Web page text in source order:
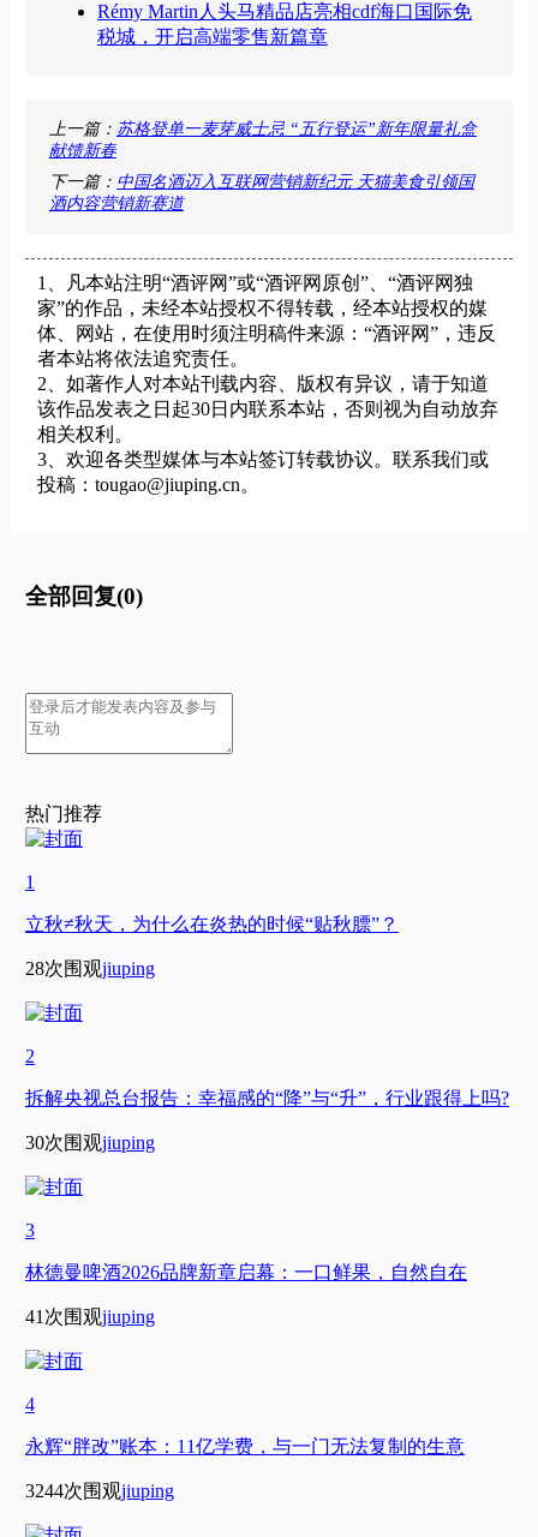
Rémy Martin人头马精品店亮相cdf海口国际免
税城，开启高端零售新篇章
上一篇： 苏格登单一麦芽威士忌 “五行登运”新年限量礼盒
献馈新春
下一篇： 中国名酒迈入互联网营销新纪元 天猫美食引领国
酒内容营销新赛道
1、凡本站注明“酒评网”或“酒评网原创”、“酒评网独
家”的作品，未经本站授权不得转载，经本站授权的媒
体、网站，在使用时须注明稿件来源：“酒评网”，违反
者本站将依法追究责任。
2、如著作人对本站刊载内容、版权有异议，请于知道
该作品发表之日起30日内联系本站，否则视为自动放弃
相关权利。
3、欢迎各类型媒体与本站签订转载协议。联系我们或
投稿：tougao@jiuping.cn。
全部回复(0)
热门推荐
1
立秋≠秋天，为什么在炎热的时候“贴秋膘”？
28次围观jiuping
2
拆解央视总台报告：幸福感的“降”与“升”，行业跟得上吗?
30次围观jiuping
3
林德曼啤酒2026品牌新章启幕：一口鲜果，自然自在
41次围观jiuping
4
永辉“胖改”账本：11亿学费，与一门无法复制的生意
3244次围观jiuping